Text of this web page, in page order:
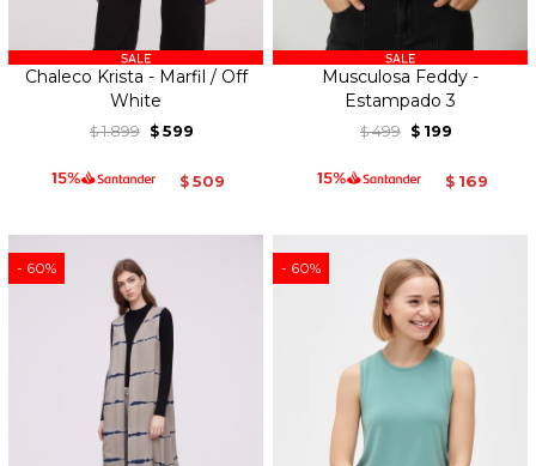
Chaleco Krista - Marfil / Off
White
$ 1.899 $ 599
$ 509
Musculosa Feddy -
Estampado 3
$ 499 $ 199
$ 169
60 60